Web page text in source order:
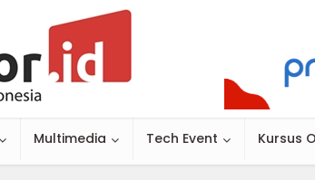
Multimedia Tech Event Kursus